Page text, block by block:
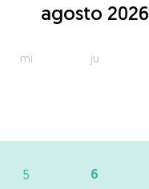
agosto 2026
mi ju
5 6